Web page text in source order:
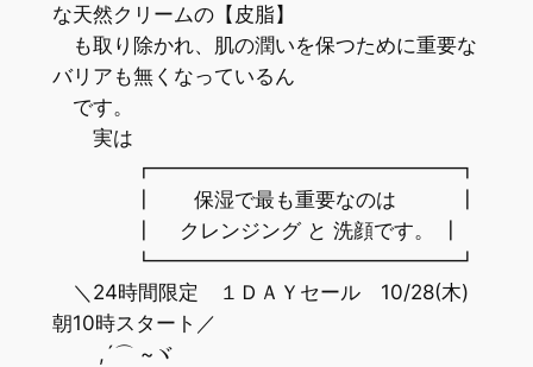
な天然クリームの【皮脂】
も取り除かれ、肌の潤いを保つために重要な
バリアも無くなっているん
です。
実は
┏━━━━━━━━━━━━━━━┓
┃ 保湿で最も重要なのは ┃
┃ クレンジング と 洗顔です。 ┃
┗━━━━━━━━━━━━━━━┛
＼24時間限定 １ＤＡＹセール 10/28(木)
朝10時スタート／
,´⌒ ~ヾ